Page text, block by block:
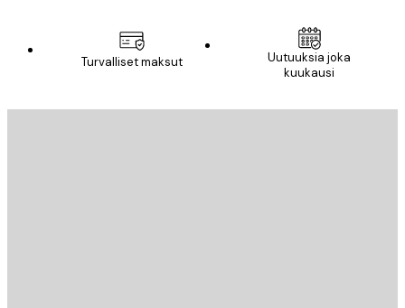
Turvalliset maksut
Uutuuksia joka
kuukausi